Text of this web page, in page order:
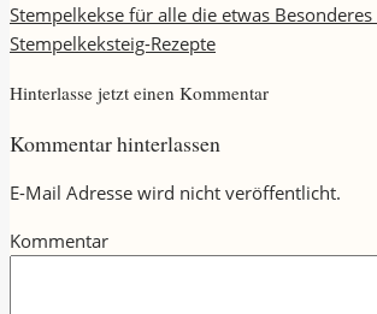
Stempelkekse für alle die etwas Besonderes
Stempelkeksteig-Rezepte
Hinterlasse jetzt einen Kommentar
Kommentar hinterlassen
E-Mail Adresse wird nicht veröffentlicht.
Kommentar